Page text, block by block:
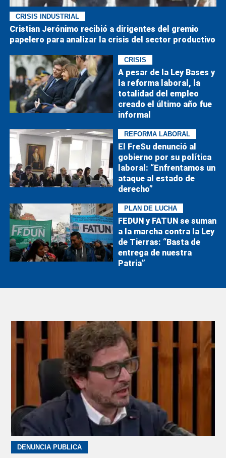
CRISIS INDUSTRIAL
Cristian Jerónimo recibió a dirigentes del gremio
papelero para analizar la crisis del sector productivo
CRISIS
A pesar de la Ley Bases y
la reforma laboral, la
totalidad del empleo
creado el último año fue
informal
REFORMA LABORAL
El FreSu denunció al
gobierno por su política
laboral: “Enfrentamos un
ataque al estado de
derecho”
PLAN DE LUCHA
FEDUN y FATUN se suman
a la marcha contra la Ley
de Tierras: “Basta de
entrega de nuestra
Patria”
DENUNCIA PÚBLICA